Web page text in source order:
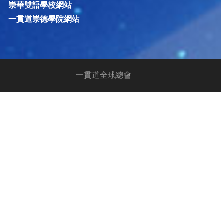
崇華雙語學校網站
一貫道崇德學院網站
一貫道全球總會